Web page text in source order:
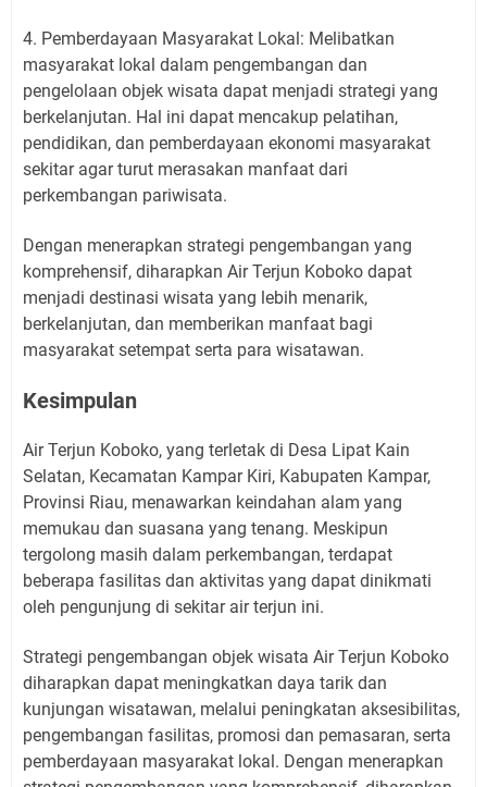
4. Pemberdayaan Masyarakat Lokal: Melibatkan
masyarakat lokal dalam pengembangan dan
pengelolaan objek wisata dapat menjadi strategi yang
berkelanjutan. Hal ini dapat mencakup pelatihan,
pendidikan, dan pemberdayaan ekonomi masyarakat
sekitar agar turut merasakan manfaat dari
perkembangan pariwisata.
Dengan menerapkan strategi pengembangan yang
komprehensif, diharapkan Air Terjun Koboko dapat
menjadi destinasi wisata yang lebih menarik,
berkelanjutan, dan memberikan manfaat bagi
masyarakat setempat serta para wisatawan.
Kesimpulan
Air Terjun Koboko, yang terletak di Desa Lipat Kain
Selatan, Kecamatan Kampar Kiri, Kabupaten Kampar,
Provinsi Riau, menawarkan keindahan alam yang
memukau dan suasana yang tenang. Meskipun
tergolong masih dalam perkembangan, terdapat
beberapa fasilitas dan aktivitas yang dapat dinikmati
oleh pengunjung di sekitar air terjun ini.
Strategi pengembangan objek wisata Air Terjun Koboko
diharapkan dapat meningkatkan daya tarik dan
kunjungan wisatawan, melalui peningkatan aksesibilitas,
pengembangan fasilitas, promosi dan pemasaran, serta
pemberdayaan masyarakat lokal. Dengan menerapkan